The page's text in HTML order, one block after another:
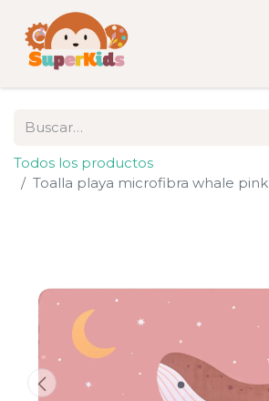
Todos los productos
Toalla playa microfibra whale pink